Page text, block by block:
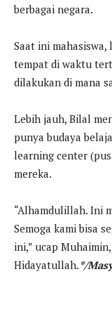
berbagai negara.
Saat ini
tempat di waktu
dilakukan di mana
Lebih jauh, Bilal
punya budaya
learning center
mereka.
“Alhamdulillah. Ini
Semoga kami bisa
ini,” ucap
Hidayatullah.*/